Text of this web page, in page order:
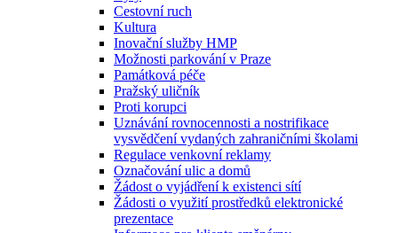
Cestovní ruch
Kultura
Inovační služby HMP
Možnosti parkování v Praze
Památková péče
Pražský uličník
Proti korupci
Uznávání rovnocennosti a nostrifikace
vysvědčení vydaných zahraničními školami
Regulace venkovní reklamy
Označování ulic a domů
Žádost o vyjádření k existenci sítí
Žádosti o využití prostředků elektronické
prezentace